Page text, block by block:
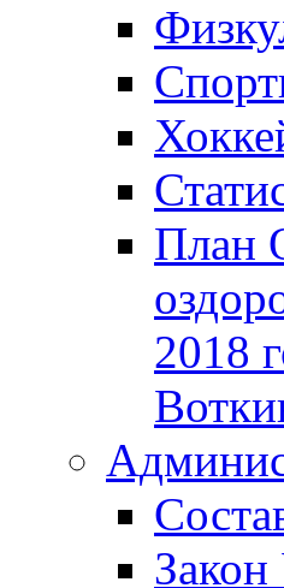
План
2018